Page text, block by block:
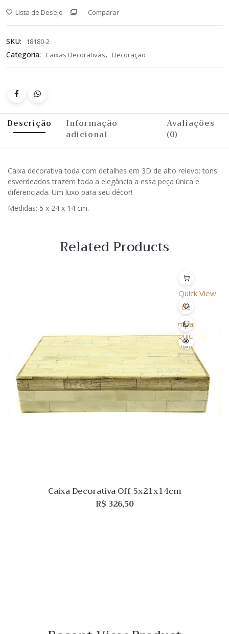
Lista de Desejo Comparar
SKU: 18180-2
Categoria: Caixas Decorativas, Decoração
Descrição
Informação
adicional
Avaliações
(0)
Caixa decorativa toda com detalhes em 3D de alto relevo: tons
esverdeados trazem toda a elegância a essa peça única e
diferenciada. Um luxo para seu décor!
Medidas: 5 x 24 x 14 cm.
Related Products
Quick View
Lista
de
Desejo
Comparar
Quick
View
Caixa Decorativa Off 5x21x14cm
R$326,50